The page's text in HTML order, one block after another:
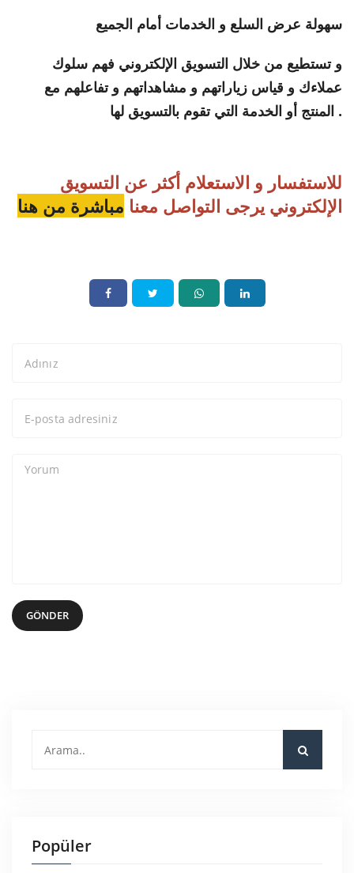
سهولة عرض السلع و الخدمات أمام الجميع
و تستطيع من خلال التسويق الإلكتروني فهم سلوك
عملاءك و قياس زياراتهم و مشاهداتهم و تفاعلهم مع
المنتج أو الخدمة التي تقوم بالتسويق لها .
للاستفسار و الاستعلام أكثر عن التسويق
الإلكتروني يرجى التواصل معنا مباشرة من هنا
GÖNDER
Popüler